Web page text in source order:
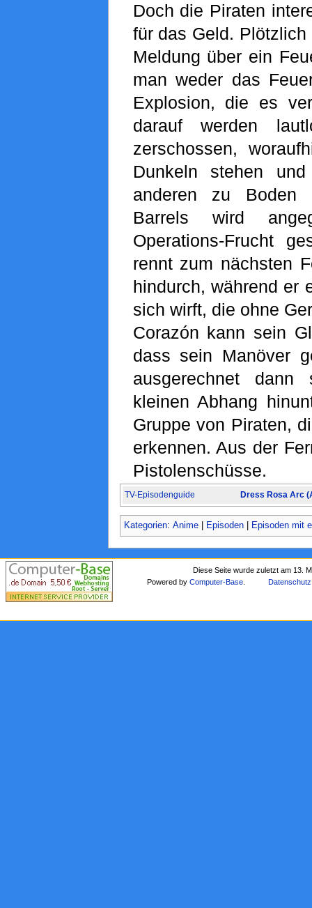
Doch die Piraten
für das Geld.
Meldung über ein
man weder das
Explosion, die es
darauf werden
zerschossen,
Dunkeln stehen
anderen zu Boden
Barrels wird
Operations-Frucht
rennt zum nächsten
hindurch, während er
sich wirft, die ohne
Corazón kann sein
dass sein Manöver
ausgerechnet
kleinen Abhang
Gruppe von Piraten,
erkennen. Aus der
Pistolenschüsse.
TV-Episodenguide Dress Rosa Arc
Kategorien: Anime| Episoden| Episoden mit
Diese Seite wurde zuletzt am 13.
Powered byComputer-Base Datenschutz